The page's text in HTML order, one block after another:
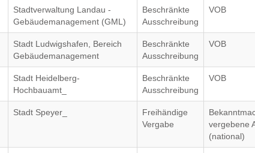
Stadtverwaltung Landau -
Gebäudemanagement (GML)
Beschränkte
Ausschreibung
VOB
Stadt Ludwigshafen, Bereich
Gebäudemanagement
Beschränkte
Ausschreibung
VOB
Stadt Heidelberg-
Hochbauamt_
Beschränkte
Ausschreibung
VOB
Stadt Speyer_
Freihändige
Vergabe
vergebene
(national)